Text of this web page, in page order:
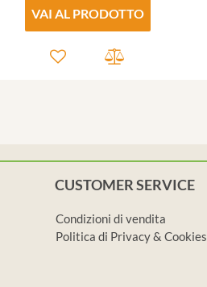
VAI AL PRODOTTO
CUSTOMER SERVICE
Condizioni di vendita
Politica di Privacy & Cookies